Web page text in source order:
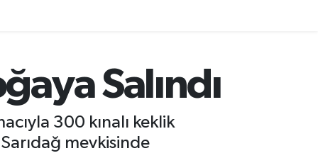
Salındı
300 kınalı keklik
mevkisinde